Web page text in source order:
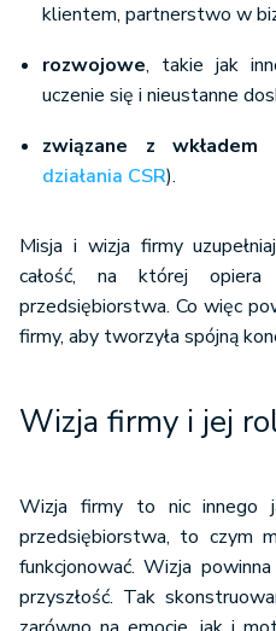
klientem, partnerstwo w
rozwojowe, takie jak
uczenie się i nieustanne
związane z wkładem
działania CSR).
Misja i wizja firmy
całość, na której opiera
przedsiębiorstwa. Co więc
firmy, aby tworzyła spójną
Wizja firmy i jej
Wizja firmy to nic innego
przedsiębiorstwa, to czym
funkcjonować. Wizja
przyszłość. Tak